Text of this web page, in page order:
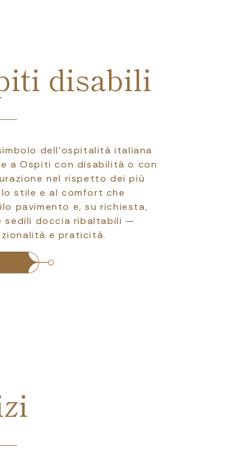
disabili
dell’ospitalità italiana
a Ospiti con disabilità o con
nel rispetto dei più
stile e al comfort che
pavimento e, su richiesta,
sedili doccia ribaltabili —
e praticità.